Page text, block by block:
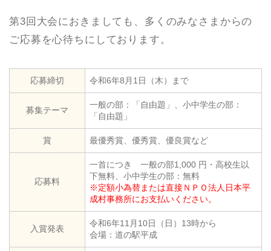
第3回大会におきましても、多くのみなさまからの
ご応募を心待ちにしております。
応募締切 令和6年8月1日（木）まで
募集テーマ
一般の部：「自由題」、小中学生の部：
「自由題」
賞 最優秀賞、優秀賞、優良賞など
応募料
一首につき 一般の部1,000 円・高校生以
下無料、小中学生の部：無料
※定額小為替または直接ＮＰＯ法人日本平
成村事務所にお支払いください。
入賞発表
令和6年11月10日（日）13時から
会場：道の駅平成